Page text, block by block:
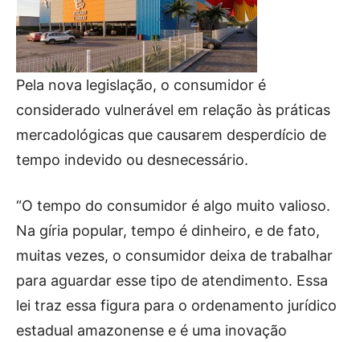
Pela nova legislação, o consumidor é
considerado vulnerável em relação às práticas
mercadológicas que causarem desperdício de
tempo indevido ou desnecessário.
“O tempo do consumidor é algo muito valioso.
Na gíria popular, tempo é dinheiro, e de fato,
muitas vezes, o consumidor deixa de trabalhar
para aguardar esse tipo de atendimento. Essa
lei traz essa figura para o ordenamento jurídico
estadual amazonense e é uma inovação